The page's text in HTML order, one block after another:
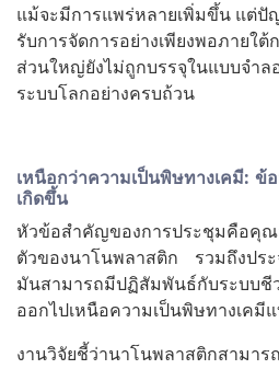
แม้จะมีการแพร่หลายเพิ่มขึ้น แต่ปั
รับการจัดการอย่างเพียงพอภาย
ส่วนใหญ่ยังไม่ถูกบรรจุในแบบจำ
ระบบโลกอย่างครบถ้วน
เหนือกว่าความเป็นพิษทางเคมี: ข้
เกิดขึ้น
หัวข้อสำคัญของการประชุมคือคุณ
ตัวของนาโนพลาสติก รวมถึงปร
มันสามารถมีปฏิสัมพันธ์กับระบบชี
ออกไปเหนือความเป็นพิษทางเคมีแ
งานวิจัยชี้ว่านาโนพลาสติกสามาร